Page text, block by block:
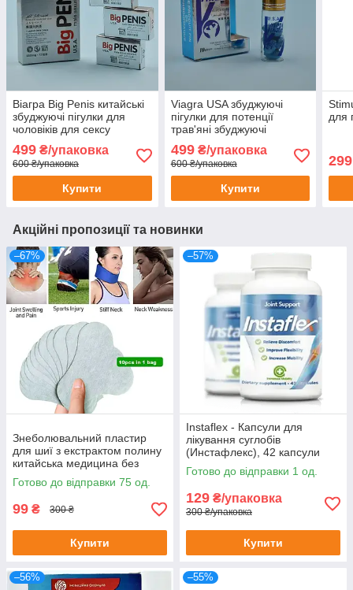
Віагра Big Penis китайські
збуджуючі пігулки для
чоловіків для сексу
потенції ерекції потужний
збуджуючий засіб Viagra
12 шт
499 ₴/упаковка
600 ₴/упаковка
Купити
Viagra USA збуджуючі
пігулки для потенції
трав'яні збуджуючі
препарати для сексу
ерекції Віагра 10 шт.
499₴/упаковка
600 ₴/упаковка
Купити
для
299
Акційні пропозиції та новинки
–67%
Знеболювальний пластир
для шиї з екстрактом полину
китайська медицина без
картонного паковання
Готово до відправки 75 од.
99 ₴ 300 ₴
Купити
–57%
Instaflex - Капсули для
лікування суглобів
(Инстафлекс), 42 капсули
Готово до відправки 1 од.
129 ₴/упаковка
300 ₴/упаковка
Купити
–56% –55%